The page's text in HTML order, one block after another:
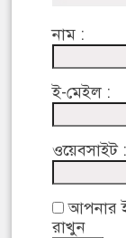
নাম :
ই-মেইল :
ওয়েবসাইট :
আপনার
রাখুন